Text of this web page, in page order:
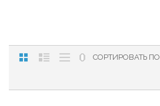
СОРТИРОВАТЬ ПО